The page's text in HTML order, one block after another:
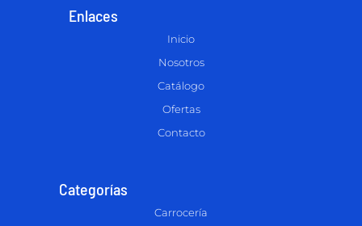
Enlaces
Inicio
Nosotros
Catálogo
Ofertas
Contacto
Categorías
Carrocería